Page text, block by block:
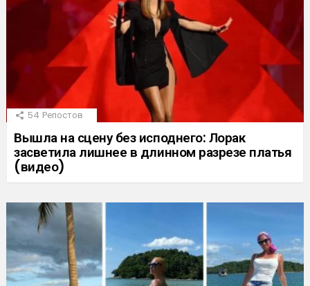
54 Репостов
Вышла на сцену без исподнего: Лорак
засветила лишнее в длинном разрезе платья
(видео)